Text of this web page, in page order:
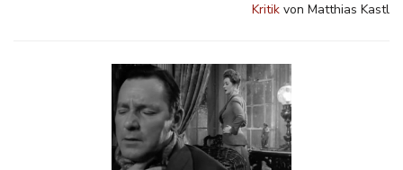
Kritik von Matthias Kastl